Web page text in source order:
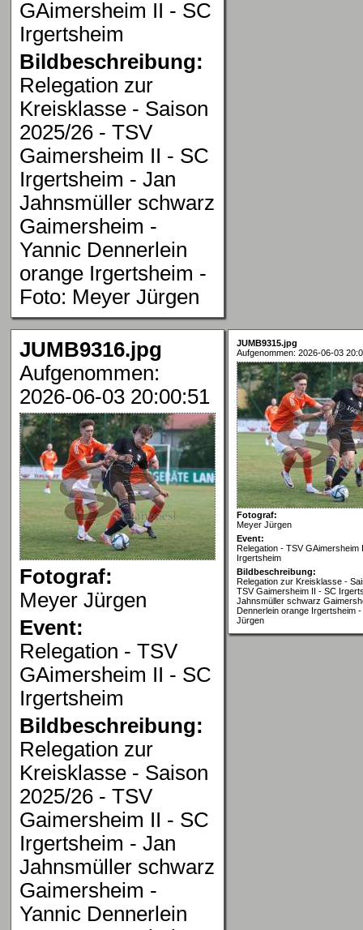
GAimersheim II - SC
Irgertsheim
Bildbeschreibung:
Relegation zur
Kreisklasse - Saison
2025/26 - TSV
Gaimersheim II - SC
Irgertsheim - Jan
Jahnsmüller schwarz
Gaimersheim -
Yannic Dennerlein
orange Irgertsheim -
Foto: Meyer Jürgen
JUMB9316.jpg
Aufgenommen:
2026-06-03 20:00:51
Fotograf:
Meyer Jürgen
Event:
Relegation - TSV
GAimersheim II - SC
Irgertsheim
Bildbeschreibung:
Relegation zur
Kreisklasse - Saison
2025/26 - TSV
Gaimersheim II - SC
Irgertsheim - Jan
Jahnsmüller schwarz
Gaimersheim -
Yannic Dennerlein
JUMB9315.jpg
Aufgenommen: 2026-06-03
Fotograf:
Meyer Jürgen
Event:
Relegation - TSV GAimersheim
Irgertsheim
Bildbeschreibung:
Relegation zur Kreisklasse -
TSV Gaimersheim II - SC
Jahnsmüller schwarz
Dennerlein orange Irgertsheim
Jürgen